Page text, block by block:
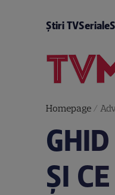
Știri TVSeriale
Homepage/
ȘI